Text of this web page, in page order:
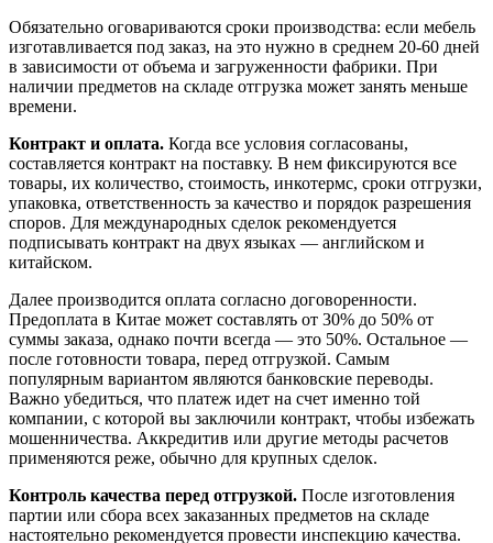
Обязательно оговариваются сроки производства: если мебель
изготавливается под заказ, на это нужно в среднем 20-60 дней
в зависимости от объема и загруженности фабрики. При
наличии предметов на складе отгрузка может занять меньше
времени.
Контракт и оплата. Когда все условия согласованы,
составляется контракт на поставку. В нем фиксируются все
товары, их количество, стоимость, инкотермс, сроки отгрузки,
упаковка, ответственность за качество и порядок разрешения
споров. Для международных сделок рекомендуется
подписывать контракт на двух языках — английском и
китайском.
Далее производится оплата согласно договоренности.
Предоплата в Китае может составлять от 30% до 50% от
суммы заказа, однако почти всегда — это 50%. Остальное —
после готовности товара, перед отгрузкой. Самым
популярным вариантом являются банковские переводы.
Важно убедиться, что платеж идет на счет именно той
компании, с которой вы заключили контракт, чтобы избежать
мошенничества. Аккредитив или другие методы расчетов
применяются реже, обычно для крупных сделок.
Контроль качества перед отгрузкой. После изготовления
партии или сбора всех заказанных предметов на складе
настоятельно рекомендуется провести инспекцию качества.